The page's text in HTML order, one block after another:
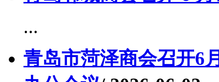
...
青岛市菏泽商会召开6